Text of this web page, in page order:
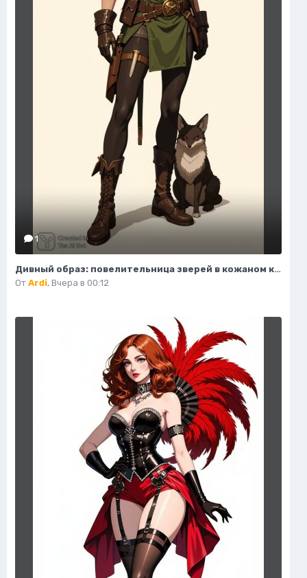
1
Дивный образ: повелительница зверей в кожаном корсете и зеленой юбке. Изображение из нейронной сети Flux Ai
От Ardi, Вчера в 00:12